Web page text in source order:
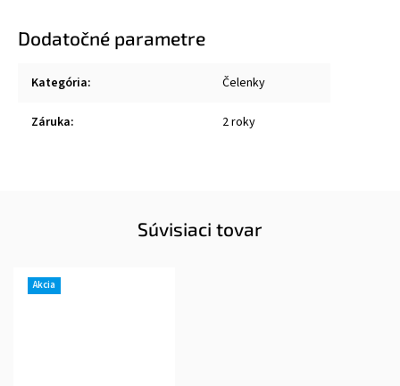
Dodatočné parametre
Kategória: Čelenky
Záruka: 2 roky
Súvisiaci tovar
Akcia